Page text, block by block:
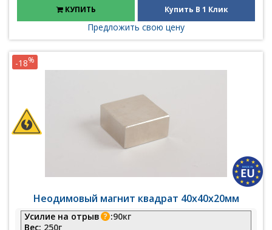
КУПИТЬ Купить В 1 Клик
Предложить свою цену
Неодимовый магнит квадрат 40х40х20мм
Усилие на отрыв :90кг
Вес: 250г
-18%